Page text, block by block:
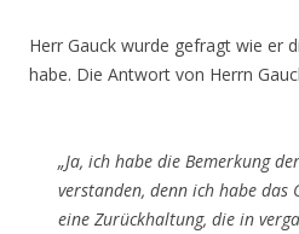
Herr Gauck wurde gefragt wie er
habe. Die Antwort von Herrn
„Ja, ich habe die Bemerkung
verstanden, denn ich habe das
eine Zurückhaltung, die in